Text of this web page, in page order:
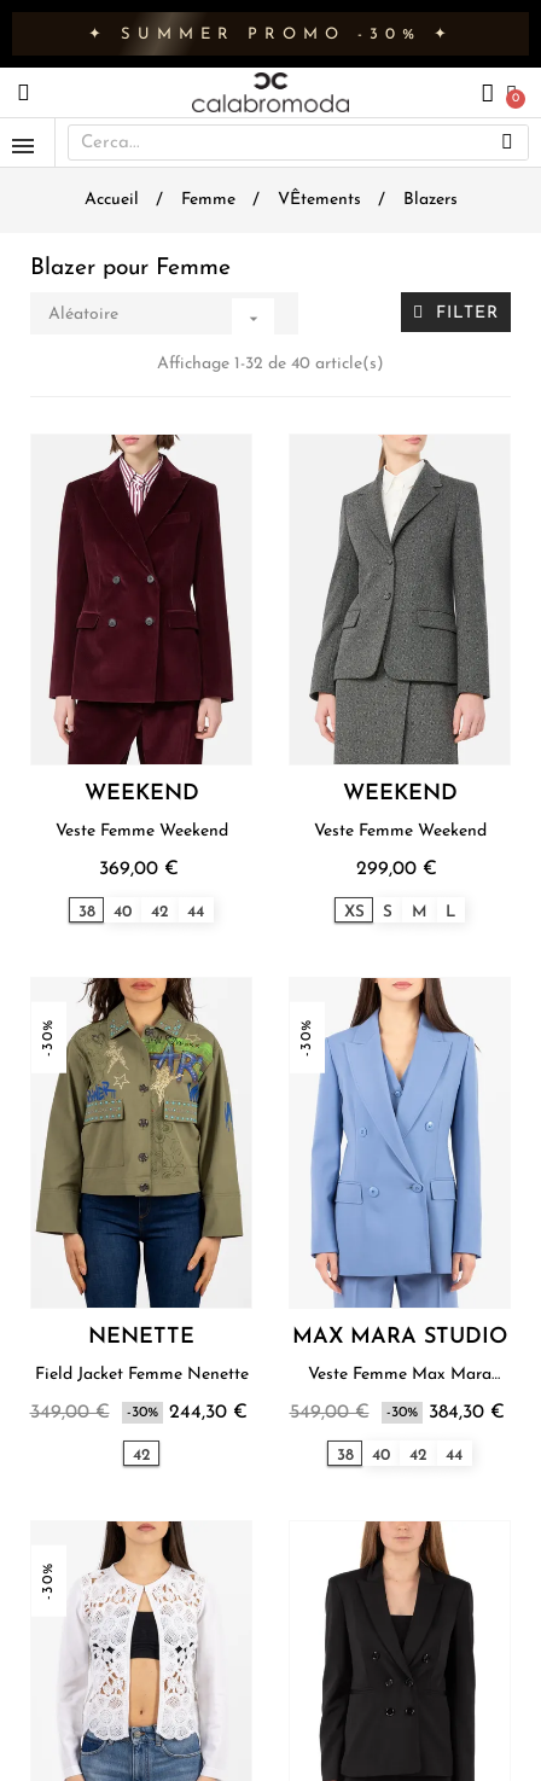
✦ SUMMER PROMO -30% ✦
Accueil Femme VÊtements Blazers
Blazer pour Femme
Aléatoire  FILTER
Affichage 1-32 de 40 article(s)
WEEKEND
Veste Femme Weekend
369,00 €
38 40 42 44
WEEKEND
Veste Femme Weekend
299,00 €
XS S M L
-30%
NENETTE
Field Jacket Femme Nenette
349,00 € -30% 244,30 €
42
-30%
MAX MARA STUDIO
Veste Femme Max Mara
549,00 € -30% 384,30 €
38 40 42 44
-30%